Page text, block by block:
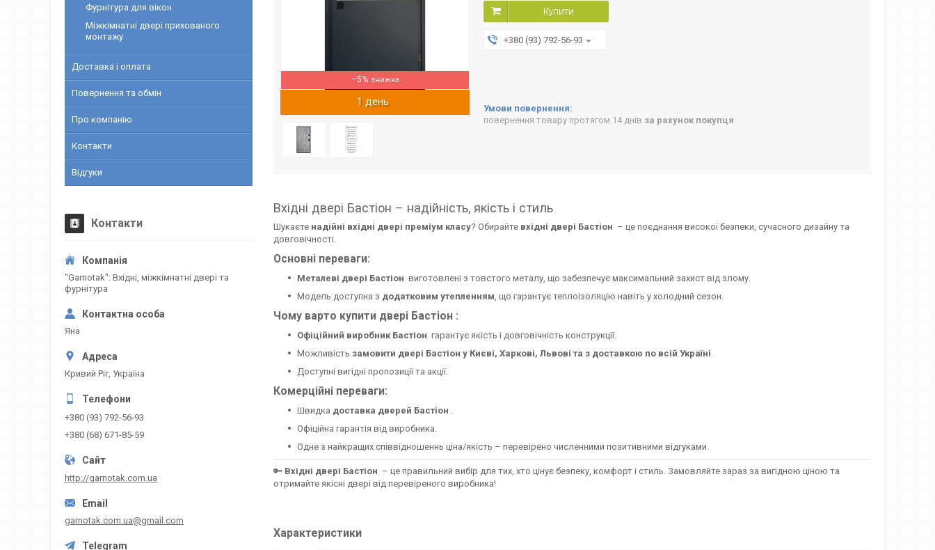
–5%
1 день
Купити
+380 (93) 792-56-93
повернення товару протягом 14 днів за рахунок покупця
Вхідні двері Бастіон – надійність, якість і стиль
Шукаєте надійні вхідні двері преміум класу? Обирайте вхідні двері Бастіон – це поєднання високої безпеки, сучасного дизайну та
довговічності.
Основні переваги:
Металеві двері Бастіон виготовлені з товстого металу, що забезпечує максимальний захист від злому.
Модель доступна з додатковим утепленням, що гарантує теплоізоляцію навіть у холодний сезон.
Чому варто купити двері Бастіон :
Офіційний виробник Бастіон гарантує якість і довговічність конструкції.
Можливість замовити двері Бастіон у Києві, Харкові, Львові та з доставкою по всій Україні.
Доступні вигідні пропозиції та акції.
Комерційні переваги:
Швидка доставка дверей Бастіон .
Офіційна гарантія від виробника.
Одне з найкращих співвідношеннь ціна/якість – перевірено численними позитивними відгуками.
🔑 Вхідні двері Бастіон – це правильний вибір для тих, хто цінує безпеку, комфорт і стиль. Замовляйте зараз за вигідною ціною та
отримайте якісні двері від перевіреного виробника!
Характеристики
Фурнітура для вікон
Міжкімнатні двері прихованого
монтажу
Доставка і оплата
Повернення та обмін
Про компанію
Контакти
Відгуки
Контакти
"Garnotak": Вхідні, міжкімнатні двері та
фурнітура
Яна
Кривий Ріг, Україна
+380 (93) 792-56-93
+380 (68) 671-85-59
http://garnotak.com.ua
garnotak.com.ua@gmail.com